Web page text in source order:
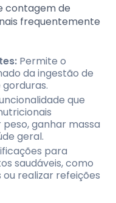
contagem de
frequentemente
Permite o
da ingestão de
que
ganhar massa
geral.
para
saudáveis, como
realizar refeições